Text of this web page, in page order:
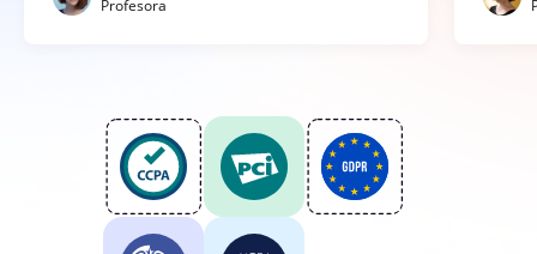
Profesora